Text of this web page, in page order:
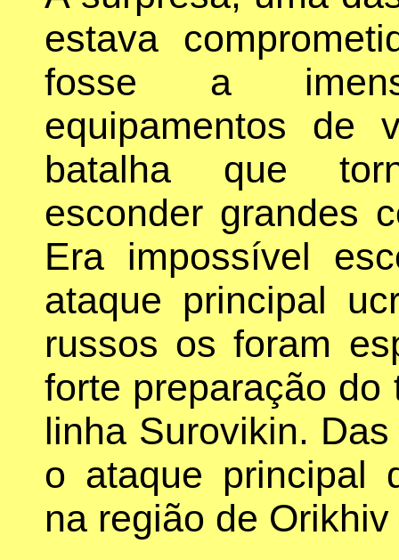
estava
fosse a
equipamentos de
batalha que
esconder grandes
Era impossível
ataque principal
russos os foram
forte preparação do
linha Surovikin.
o ataque principal
na região de